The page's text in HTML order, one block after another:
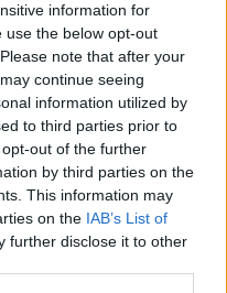
information for
use the below opt-out
note that after your
continue seeing
information utilized by
to third parties prior to
out of the further
by third parties on the
This information may
on the IAB’s List of
further disclose it to other